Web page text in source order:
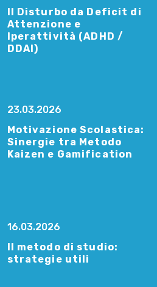
Il Disturbo da Deficit di
Attenzione e
Iperattività (ADHD /
DDAI)
23.03.2026
Motivazione Scolastica:
Sinergie tra Metodo
Kaizen e Gamification
16.03.2026
Il metodo di studio:
strategie utili